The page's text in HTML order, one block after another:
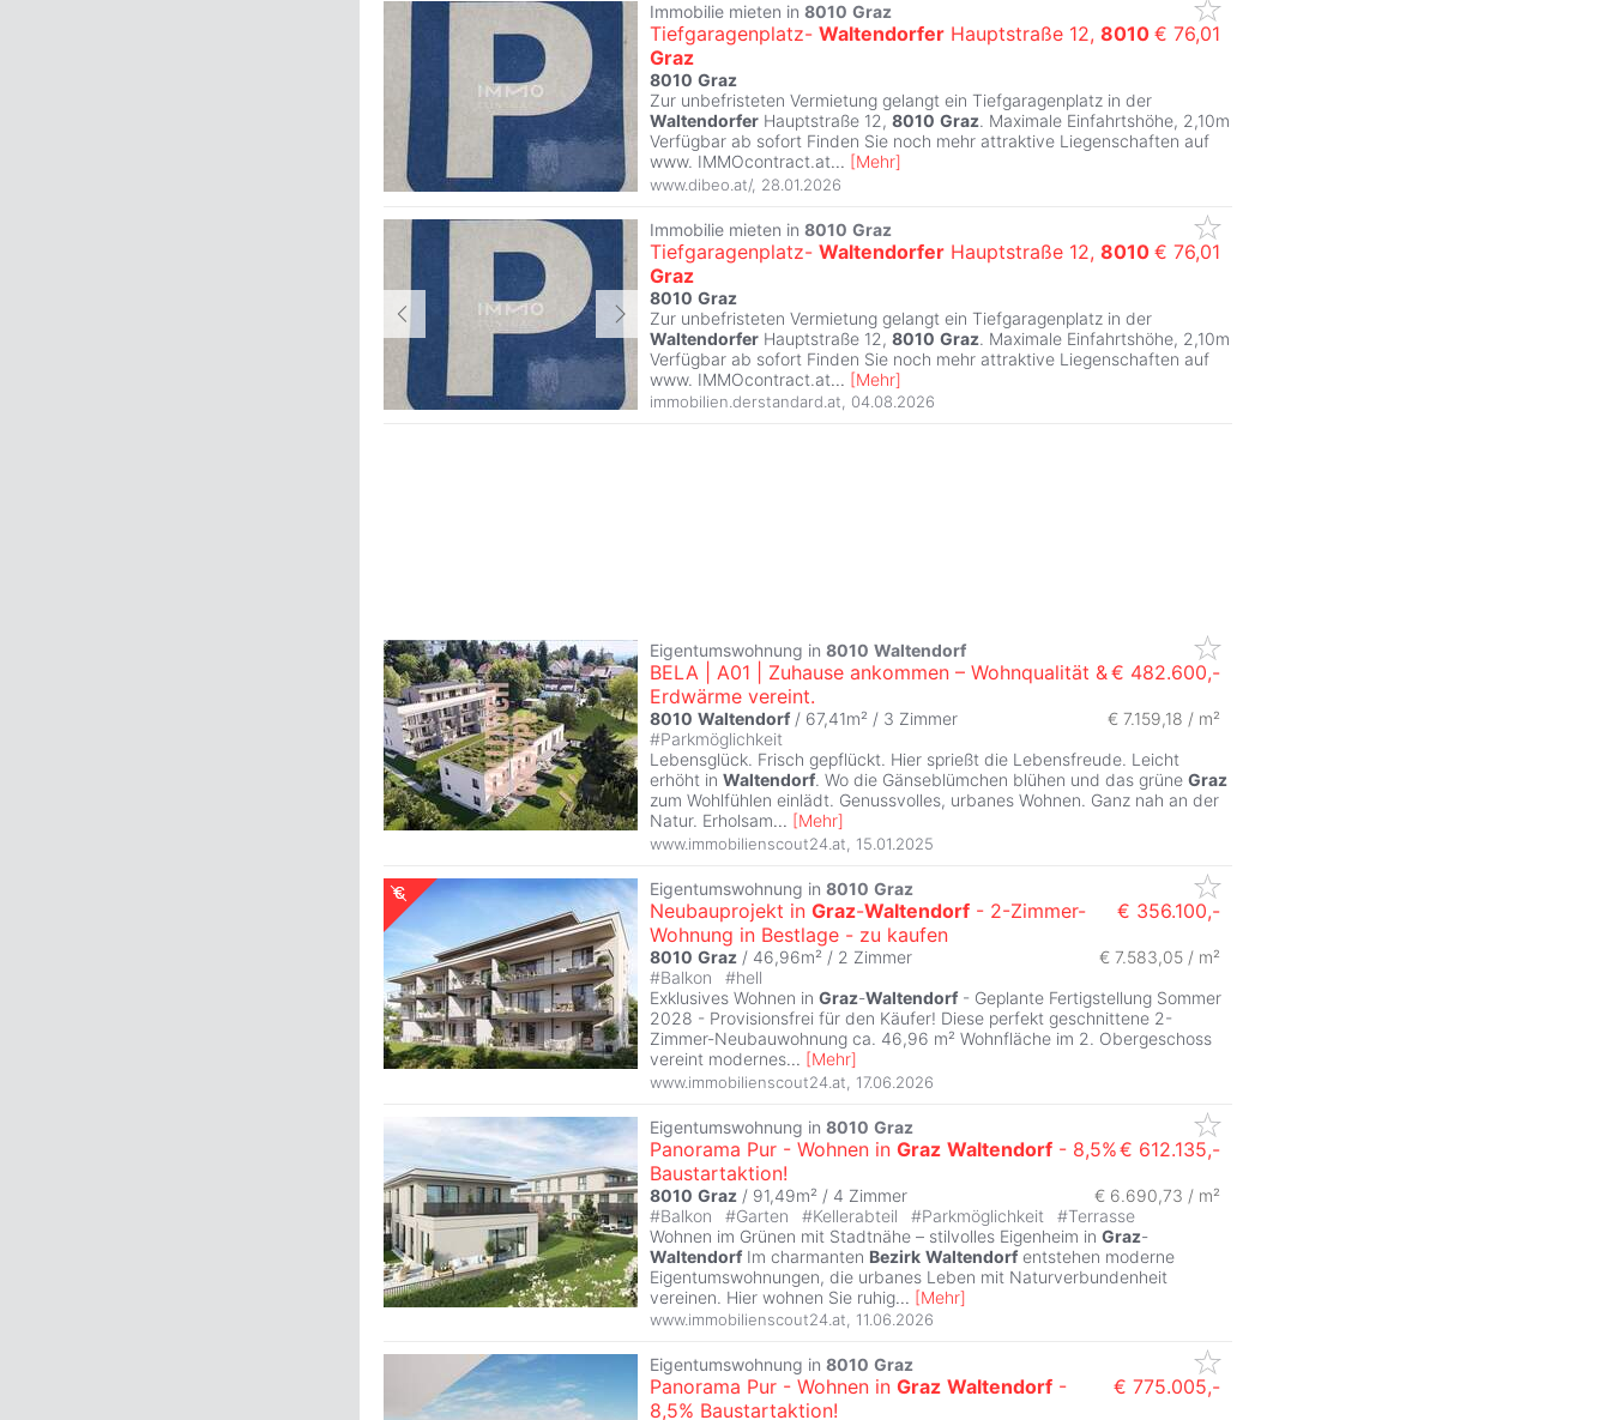
Immobilie mieten in 8010 Graz
Tiefgaragenplatz- Waltendorfer Hauptstraße 12, 8010
Graz
€ 76,01
8010 Graz
Zur unbefristeten Vermietung gelangt ein Tiefgaragenplatz in der
Waltendorfer Hauptstraße 12, 8010 Graz. Maximale Einfahrtshöhe, 2,10m
Verfügbar ab sofort Finden Sie noch mehr attraktive Liegenschaften auf
www. IMMOcontract.at... [Mehr]
www.dibeo.at/, 28.01.2026
Immobilie mieten in 8010 Graz
Tiefgaragenplatz- Waltendorfer Hauptstraße 12, 8010
Graz
€ 76,01
8010 Graz
Zur unbefristeten Vermietung gelangt ein Tiefgaragenplatz in der
Waltendorfer Hauptstraße 12, 8010 Graz. Maximale Einfahrtshöhe, 2,10m
Verfügbar ab sofort Finden Sie noch mehr attraktive Liegenschaften auf
www. IMMOcontract.at... [Mehr]
immobilien.derstandard.at, 04.08.2026
Eigentumswohnung in 8010 Waltendorf
BELA | A01 | Zuhause ankommen – Wohnqualität &
Erdwärme vereint.
€ 482.600,-
8010 Waltendorf / 67,41m² / 3 Zimmer
€ 7.159,18 / m²
#Parkmöglichkeit
Lebensglück. Frisch gepflückt. Hier sprießt die Lebensfreude. Leicht
erhöht in Waltendorf. Wo die Gänseblümchen blühen und das grüne Graz
zum Wohlfühlen einlädt. Genussvolles, urbanes Wohnen. Ganz nah an der
Natur. Erholsam... [Mehr]
www.immobilienscout24.at 15.01.2025
Eigentumswohnung in 8010 Graz
Neubauprojekt in Graz-Waltendorf - 2-Zimmer-
Wohnung in Bestlage - zu kaufen
€ 356.100,-
8010 Graz / 46,96m² / 2 Zimmer
€ 7.583,05 / m²
#Balkon #hell
Exklusives Wohnen in Graz-Waltendorf - Geplante Fertigstellung Sommer
2028 - Provisionsfrei für den Käufer! Diese perfekt geschnittene 2-
Zimmer-Neubauwohnung ca. 46,96 m² Wohnfläche im 2. Obergeschoss
vereint modernes... [Mehr]
www.immobilienscout24.at 17.06.2026
Eigentumswohnung in 8010 Graz
Panorama Pur - Wohnen in Graz Waltendorf - 8,5%
Baustartaktion!
€ 612.135,-
8010 Graz / 91,49m² / 4 Zimmer
€ 6.690,73 / m²
#Balkon #Garten #Kellerabteil #Parkmöglichkeit #Terrasse
Wohnen im Grünen mit Stadtnähe – stilvolles Eigenheim in Graz-
Waltendorf Im charmanten Bezirk Waltendorf entstehen moderne
Eigentumswohnungen, die urbanes Leben mit Naturverbundenheit
vereinen. Hier wohnen Sie ruhig... [Mehr]
www.immobilienscout24.at 11.06.2026
Eigentumswohnung in 8010 Graz
Panorama Pur - Wohnen in Graz Waltendorf -
8,5% Baustartaktion!
€ 775.005,-